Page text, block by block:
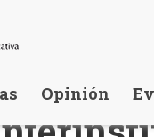
Opinión